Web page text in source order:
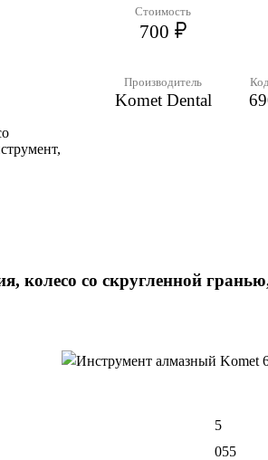
Стоимость
700
Производитель
Komet Dental
колесо со скругленной
5
055